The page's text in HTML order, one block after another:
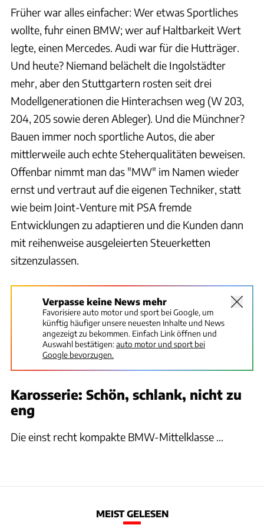
Früher war alles einfacher: Wer etwas Sportliches
wollte, fuhr einen BMW; wer auf Haltbarkeit Wert
legte, einen Mercedes. Audi war für die Hutträger.
Und heute? Niemand belächelt die Ingolstädter
mehr, aber den Stuttgartern rosten seit drei
Modellgenerationen die Hinterachsen weg (W 203,
204, 205 sowie deren Ableger). Und die Münchner?
Bauen immer noch sportliche Autos, die aber
mittlerweile auch echte Steherqualitäten beweisen.
Offenbar nimmt man das "MW" im Namen wieder
ernst und vertraut auf die eigenen Techniker, statt
wie beim Joint-Venture mit PSA fremde
Entwicklungen zu adaptieren und die Kunden dann
mit reihenweise ausgeleierten Steuerketten
sitzenzulassen.
Verpasse keine News mehr
Favorisiere auto motor und sport bei Google, um
künftig häufiger unsere neuesten Inhalte und News
angezeigt zu bekommen. Einfach Link öffnen und
Auswahl bestätigen:auto motor und sport bei
Google bevorzugen.
Karosserie: Schön, schlank, nicht zu
eng
Die einst recht kompakte BMW-Mittelklasse ...
MEIST GELESEN